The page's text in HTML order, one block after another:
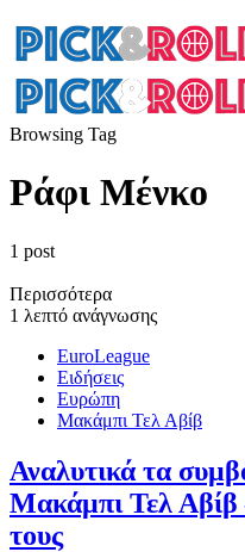
Browsing Tag
Ράφι Μένκο
1 post
Περισσότερα
1 λεπτό ανάγνωσης
EuroLeague
Ειδήσεις
Ευρώπη
Μακάμπι Τελ Αβίβ
Αναλυτικά τα
Μακάμπι Τελ Αβίβ
τους